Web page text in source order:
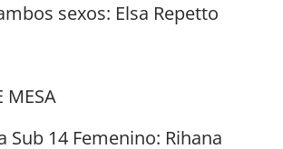
sexos: Elsa Repetto
MESA
Sub 14 Femenino: Rihana